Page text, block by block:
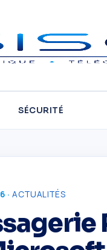
SÉCURITÉ
·ACTUALITÉS